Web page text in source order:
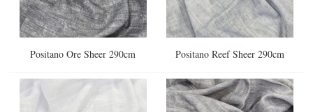
Positano Ore Sheer 290cm Positano Reef Sheer 290cm